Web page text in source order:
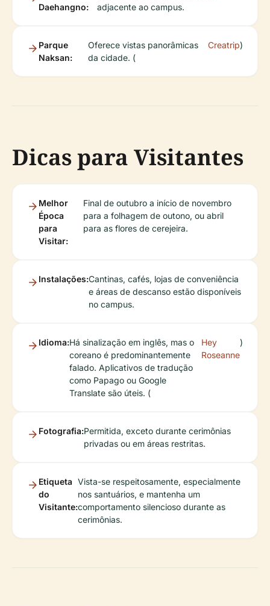
Daehangno:
adjacente ao campus.
Parque
Naksan:
Oferece vistas panorâmicas
da cidade. (
Creatrip)
Dicas para Visitantes
Melhor
Época
para
Visitar:
Final de outubro a início de novembro
para a folhagem de outono, ou abril
para as flores de cerejeira.
Instalações:Cantinas, cafés, lojas de conveniência
e áreas de descanso estão disponíveis
no campus.
Idioma:Há sinalização em inglês, mas o
coreano é predominantemente
falado. Aplicativos de tradução
como Papago ou Google
Translate são úteis. (
Hey
Roseanne
)
Fotografia:Permitida, exceto durante cerimônias
privadas ou em áreas restritas.
Etiqueta
do
Visitante:
Vista-se respeitosamente, especialmente
nos santuários, e mantenha um
comportamento silencioso durante as
cerimônias.